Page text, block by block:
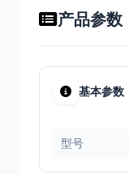
产品参数
基本参数
型号